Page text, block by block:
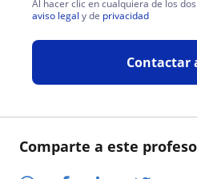
Comparte a este
Al hacer clic en cualquiera de los
aviso legal y de privacidad
Contactar